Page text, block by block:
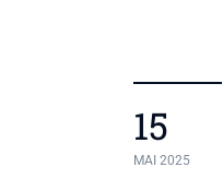
15
MAI 2025